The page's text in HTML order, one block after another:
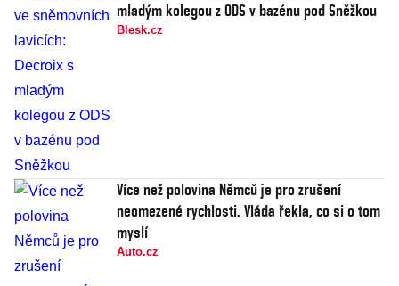
mladým kolegou z ODS v bazénu pod Sněžkou
Blesk.cz
Více než polovina Němců je pro zrušení
neomezené rychlosti. Vláda řekla, co si o tom
myslí
Auto.cz